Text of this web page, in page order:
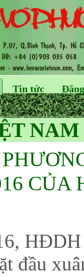
Tin tức
CỦA
HĐDH
đầu